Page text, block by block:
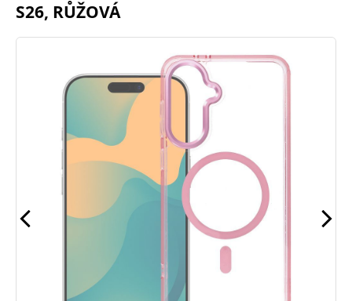
S26, RŮŽOVÁ